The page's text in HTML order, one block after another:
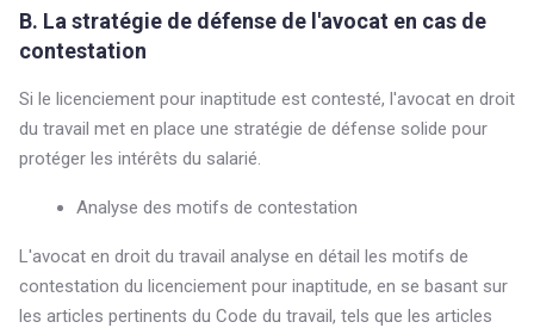
B. La stratégie de défense de l'avocat en cas de
contestation
Si le licenciement pour inaptitude est contesté, l'avocat en droit
du travail met en place une stratégie de défense solide pour
protéger les intérêts du salarié.
Analyse des motifs de contestation
L'avocat en droit du travail analyse en détail les motifs de
contestation du licenciement pour inaptitude, en se basant sur
les articles pertinents du Code du travail, tels que les articles